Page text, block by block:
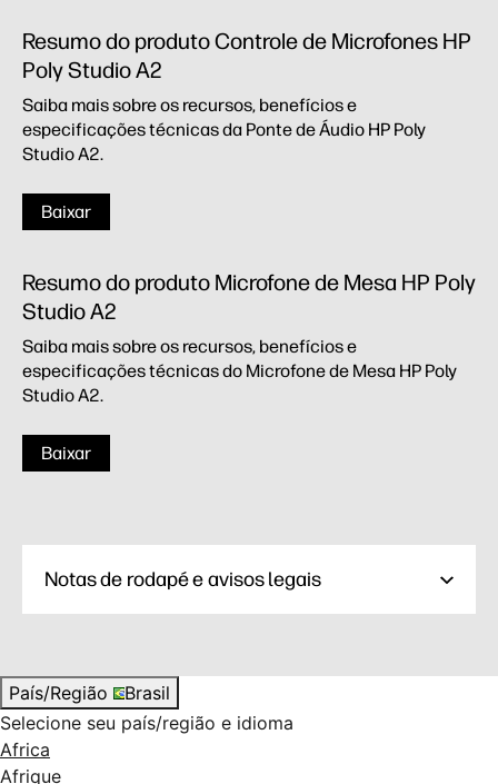
Resumo do produto Controle de Microfones HP
Poly Studio A2
Saiba mais sobre os recursos, benefícios e
especificações técnicas da Ponte de Áudio HP Poly
Studio A2.
Baixar
Resumo do produto Microfone de Mesa HP Poly
Studio A2
Saiba mais sobre os recursos, benefícios e
especificações técnicas do Microfone de Mesa HP Poly
Studio A2.
Baixar
Notas de rodapé e avisos legais
País/Região
Brasil
Selecione seu país/região e idioma
Africa
Afrique